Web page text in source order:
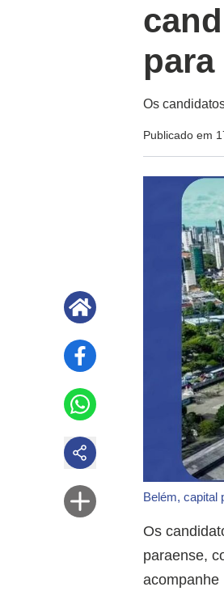
Os
Publicado em
Belém, capital
Os
paraense,
acompanhe